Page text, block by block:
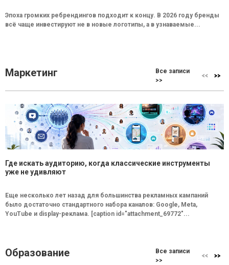
Эпоха громких ребрендингов подходит к концу. В 2026 году бренды
всё чаще инвестируют не в новые логотипы, а в узнаваемые...
Маркетинг
Все записи
>>
Где искать аудиторию, когда классические инструменты
уже не удивляют
Еще несколько лет назад для большинства рекламных кампаний
было достаточно стандартного набора каналов: Google, Meta,
YouTube и display-реклама. [caption id="attachment_69772"...
Образование
Все записи
>>